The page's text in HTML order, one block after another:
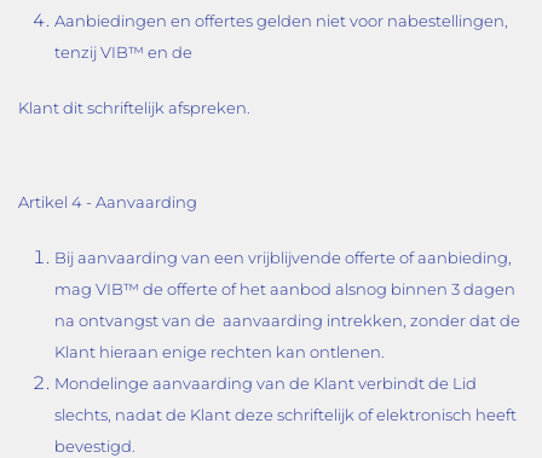
Aanbiedingen en offertes gelden niet voor nabestellingen,
tenzij VIB™ en de
Klant dit schriftelijk afspreken.
Artikel 4 - Aanvaarding
Bij aanvaarding van een vrijblijvende offerte of aanbieding,
mag VIB™ de offerte of het aanbod alsnog binnen 3 dagen
na ontvangst van de aanvaarding intrekken, zonder dat de
Klant hieraan enige rechten kan ontlenen.
Mondelinge aanvaarding van de Klant verbindt de Lid
slechts, nadat de Klant deze schriftelijk of elektronisch heeft
bevestigd.